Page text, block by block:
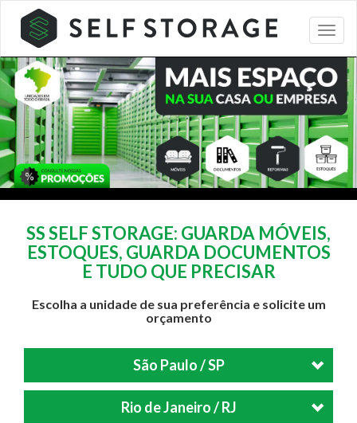
SS SELF STORAGE: GUARDA MÓVEIS,
ESTOQUES, GUARDA DOCUMENTOS
E TUDO QUE PRECISAR
Escolha a unidade de sua preferência e solicite um
orçamento
São Paulo / SP
Rio de Janeiro / RJ